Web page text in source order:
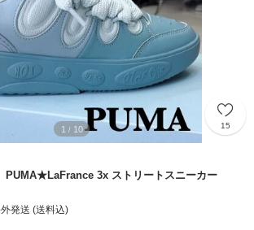
1 / 10 15
PUMA★LaFrance 3x ストリートスニーカー
発送 (送料込)